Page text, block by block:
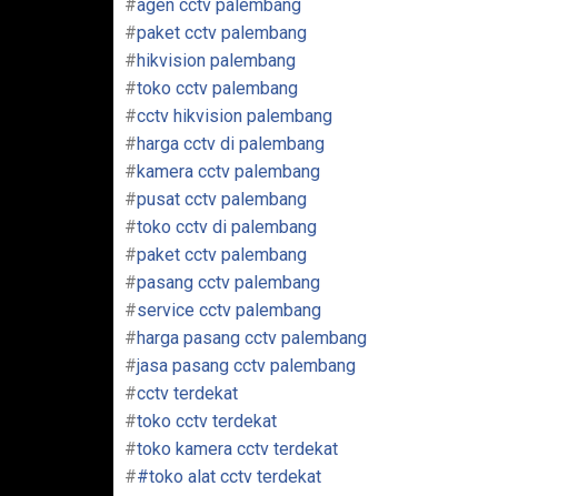
#agen cctv palembang
#paket cctv palembang
#hikvision palembang
#toko cctv palembang
#cctv hikvision palembang
#harga cctv di palembang
#kamera cctv palembang
#pusat cctv palembang
#toko cctv di palembang
#paket cctv palembang
#pasang cctv palembang
#service cctv palembang
#harga pasang cctv palembang
#jasa pasang cctv palembang
#cctv terdekat
#toko cctv terdekat
#toko kamera cctv terdekat
##toko alat cctv terdekat